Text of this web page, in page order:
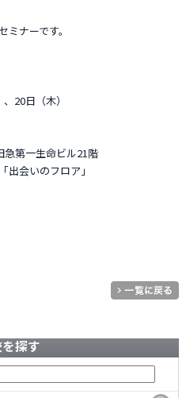
ナーです。
20日（木）
第一生命ビル21階
出会いのフロア」
探す